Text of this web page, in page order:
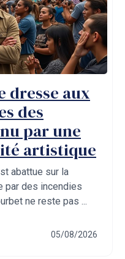
dresse aux
des
par une
artistique
abattue sur la
par des incendies
ne reste pas ...
05/08/2026